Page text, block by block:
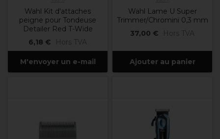
Wahl Kit d'attaches
peigne pour Tondeuse
Detailer Red T-Wide
6,18 €
Hors TVA
M'envoyer un e-mail
Wahl Lame U Super
Trimmer/Chromini 0,3 mm
37,00 €
Hors TVA
Ajouter au panier